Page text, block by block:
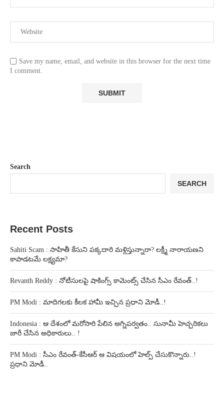
Save my name, email, and website in this browser for the next time
I comment.
Search
SEARCH
Recent Posts
Sahiti Scam : సాహితీ కేసుని పక్కదారి మళ్లిస్తున్నారా? లక్ష్మీ నారాయణని
కాపాడటమే లక్ష్యమా?
Revanth Reddy : నోటీసులపై షాకింగ్స్ కామెంట్స్ చేసిన సీఎం రేవంత్..!
PM Modi : మాదిగలకు కీలక హామీ ఇచ్చిన ప్రధాని మోడీ..!
Indonesia : ఆ దేశంలో మరోసారి పేలిన అగ్నిపర్వతం.. సునామీ హెచ్చరికలు
జారీ చేసిన అధికారులు.. !
PM Modi : సీఎం రేవంత్-కేసీఆర్ ఆ విషయంలో హెల్ప్ చేసుకొన్నారు..!
ప్రధాని మోడీ..